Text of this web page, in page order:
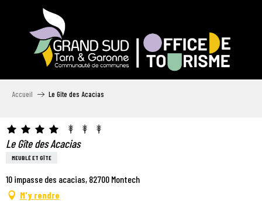
Accueil Le Gîte des Acacias
Le Gîte des Acacias
MEUBLÉ ET GÎTE
10 impasse des acacias, 82700 Montech
M'y rendre